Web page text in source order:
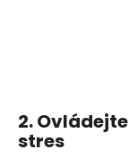
2. Ovládejte
stres
BRAINMAX